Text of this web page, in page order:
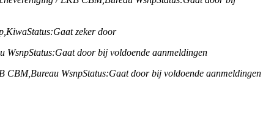
KiwaStatus:Gaat zeker door
WsnpStatus:Gaat door bij voldoende aanmeldingen
CBM, Bureau WsnpStatus:Gaat door bij voldoende aanmeldingen